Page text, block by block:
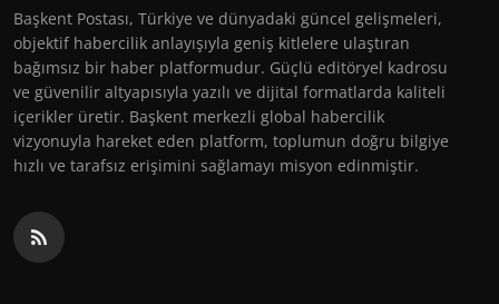
Başkent Postası, Türkiye ve dünyadaki güncel gelişmeleri,
objektif habercilik anlayışıyla geniş kitlelere ulaştıran
bağımsız bir haber platformudur. Güçlü editöryel kadrosu
ve güvenilir altyapısıyla yazılı ve dijital formatlarda kaliteli
içerikler üretir. Başkent merkezli global habercilik
vizyonuyla hareket eden platform, toplumun doğru bilgiye
hızlı ve tarafsız erişimini sağlamayı misyon edinmiştir.